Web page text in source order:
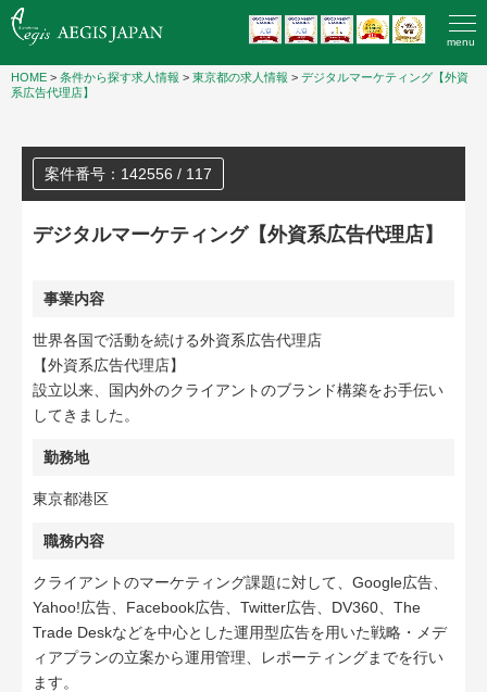
menu
HOME > 条件から探す求人情報 > 東京都の求人情報 > デジタルマーケティング【外資
系広告代理店】
案件番号：142556 / 117
デジタルマーケティング【外資系広告代理店】
事業内容
世界各国で活動を続ける外資系広告代理店
【外資系広告代理店】
設立以来、国内外のクライアントのブランド構築をお手伝い
してきました。
勤務地
東京都港区
職務内容
クライアントのマーケティング課題に対して、Google広告、
Yahoo!広告、Facebook広告、Twitter広告、DV360、The
Trade Deskなどを中心とした運用型広告を用いた戦略・メデ
ィアプランの立案から運用管理、レポーティングまでを行い
ます。